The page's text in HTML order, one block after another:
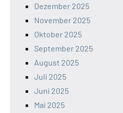
Dezember 2025
November 2025
Oktober 2025
September 2025
August 2025
Juli 2025
Juni 2025
Mai 2025